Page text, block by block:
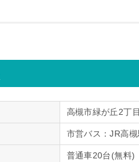
高槻市緑が丘2丁目
市営バス：JR高
普通車20台(無料)